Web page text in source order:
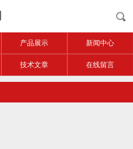
产品展示 新闻中心
技术文章 在线留言